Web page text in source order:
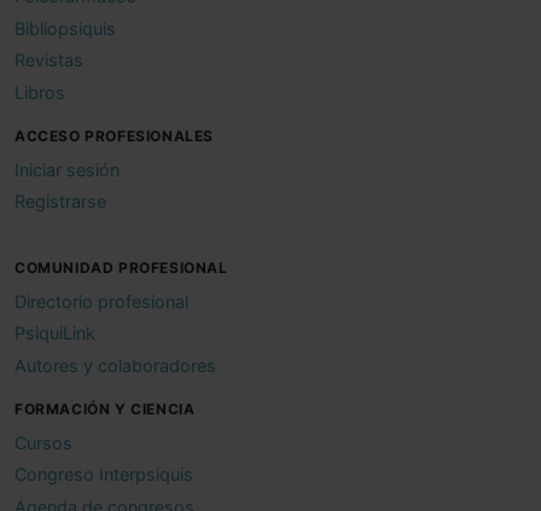
Bibliopsiquis
Revistas
Libros
ACCESO PROFESIONALES
Iniciar sesión
Registrarse
COMUNIDAD PROFESIONAL
Directorio profesional
PsiquiLink
Autores y colaboradores
FORMACIÓN Y CIENCIA
Cursos
Congreso Interpsiquis
Agenda de congresos